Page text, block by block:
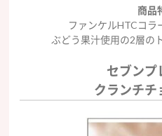
商品
ファンケルHTCコラ
ぶどう果汁使用の2層の
セブンプ
クランチチ